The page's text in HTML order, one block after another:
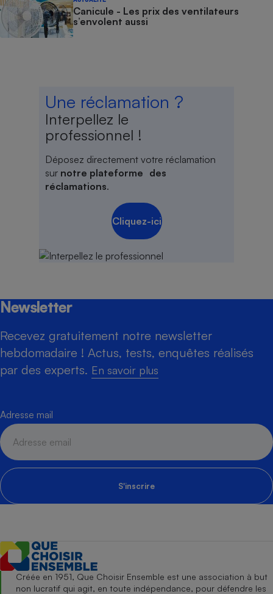
Canicule - Les prix des ventilateurs
s’envolent aussi
Une réclamation ?
Interpellez le
professionnel !
Déposez directement votre réclamation
sur notre plateforme des
réclamations.
Cliquez-ici
Newsletter
Recevez gratuitement notre newsletter
hebdomadaire ! Actus, tests, enquêtes réalisés
par des experts. En savoir plus
Adresse mail
S'inscrire
Créée en 1951, Que Choisir Ensemble est une association à but
non lucratif qui agit, en toute indépendance, pour défendre les